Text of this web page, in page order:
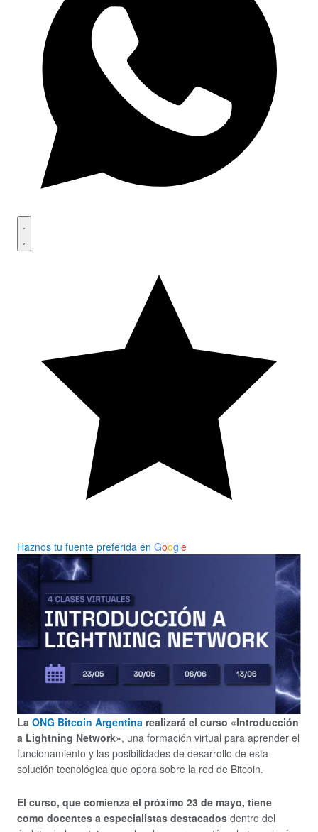
Haznos tu fuente preferida en Google
La ONG Bitcoin Argentina realizará el curso «Introducción
a Lightning Network», una formación virtual para aprender el
funcionamiento y las posibilidades de desarrollo de esta
solución tecnológica que opera sobre la red de Bitcoin.
El curso, que comienza el próximo 23 de mayo, tiene
como docentes a especialistas destacados dentro del